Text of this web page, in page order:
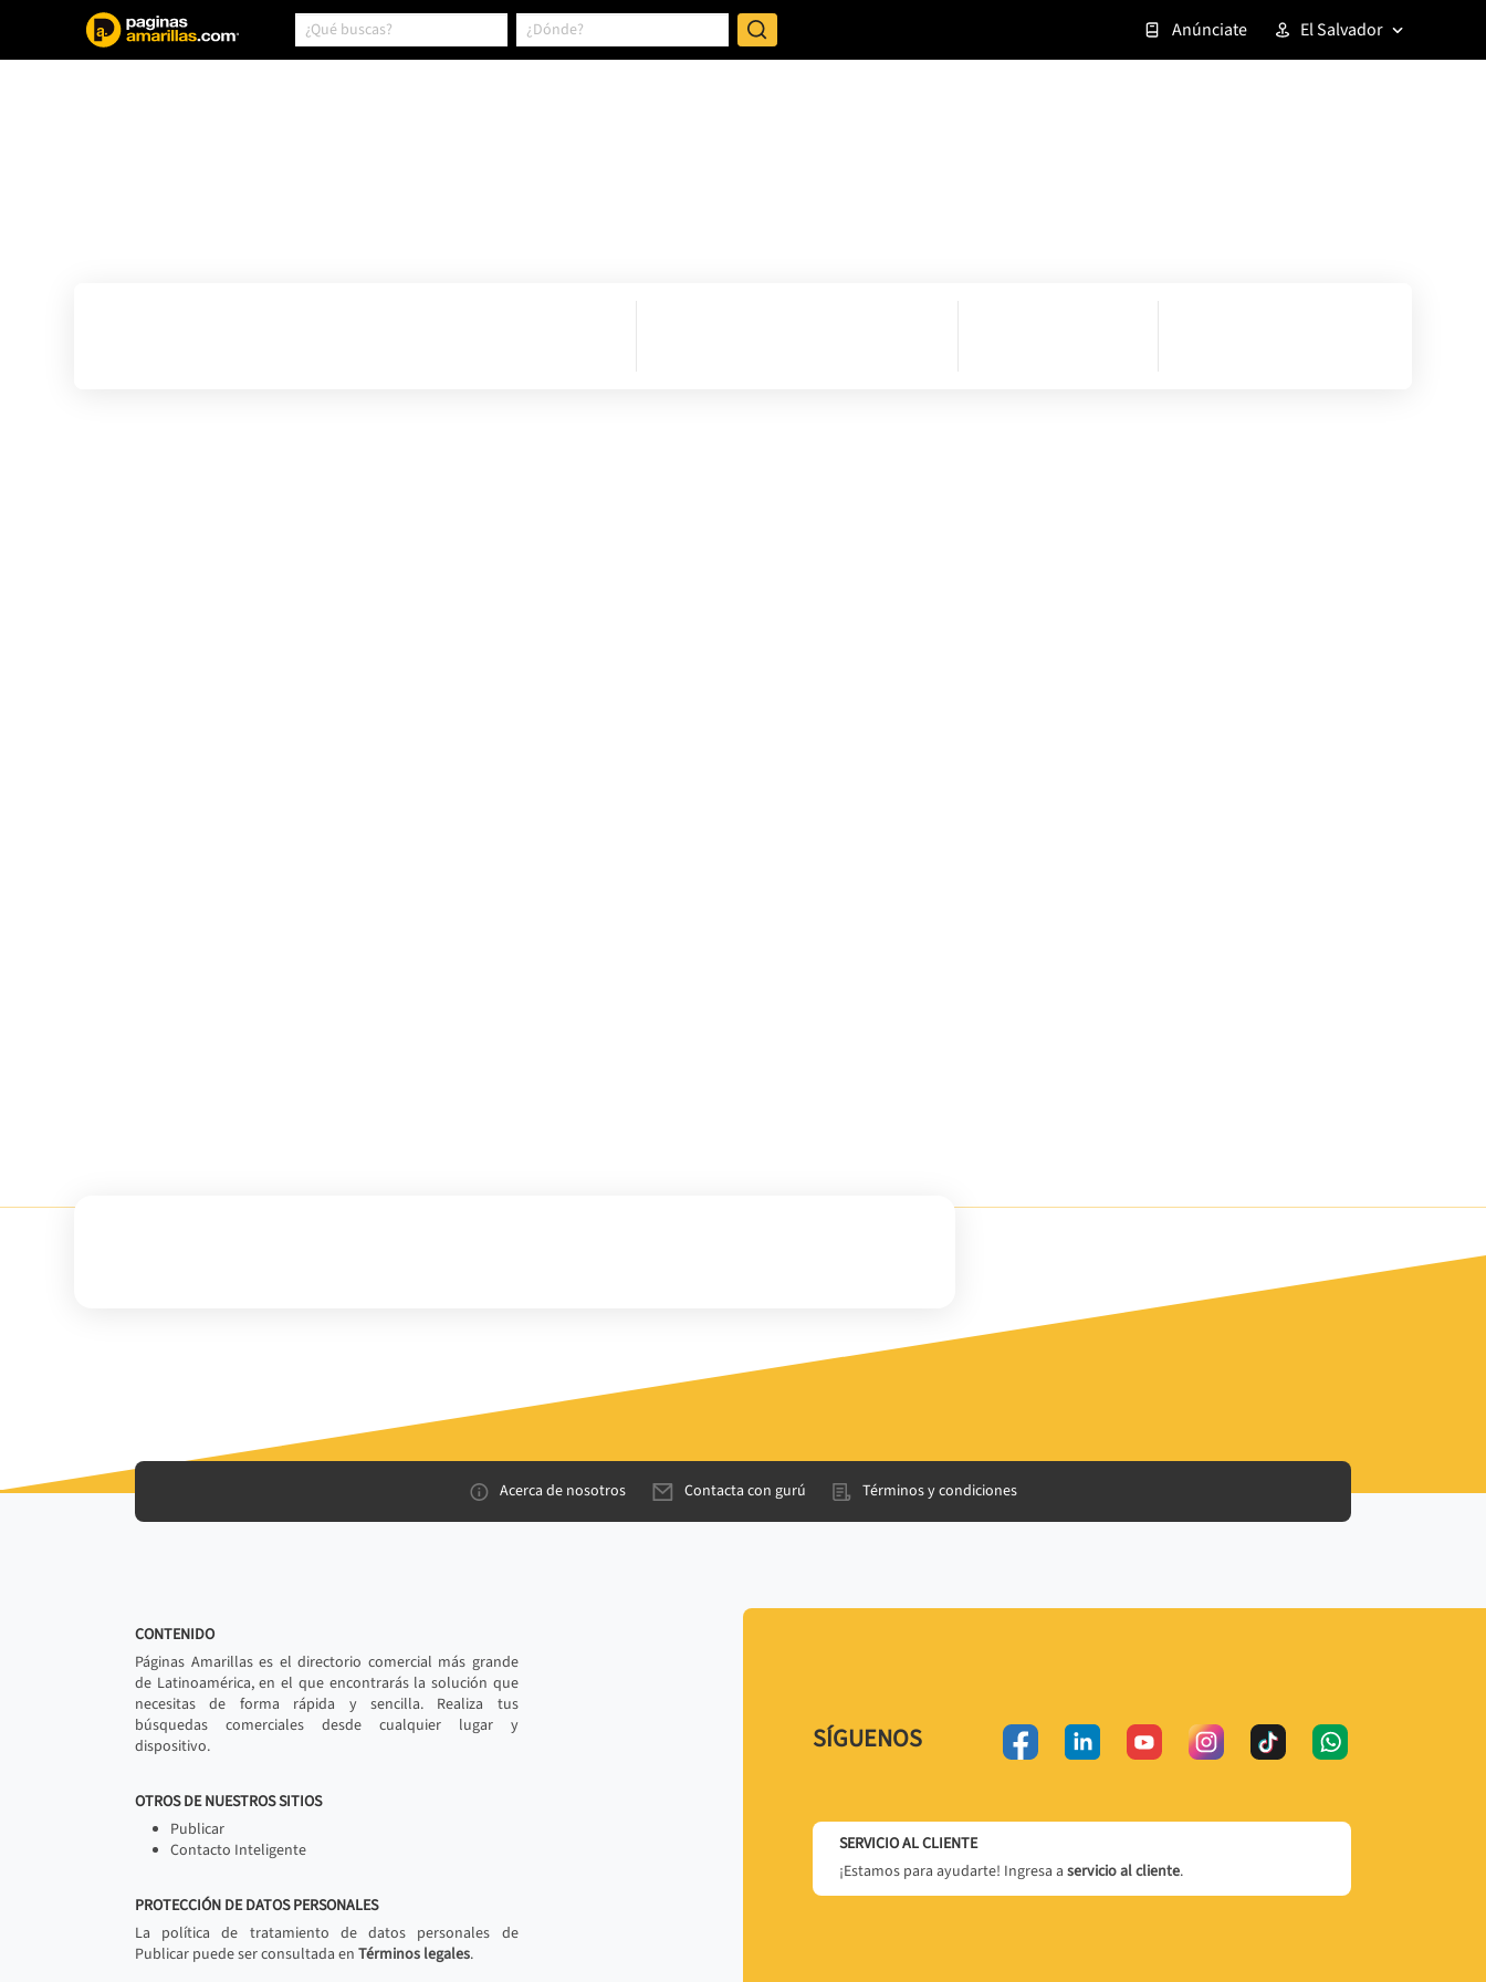
Anúnciate El Salvador
Acerca de nosotros Contacta con gurú Términos y condiciones
CONTENIDO
Páginas Amarillas es el directorio comercial más grande
de Latinoamérica, en el que encontrarás la solución que
necesitas de forma rápida y sencilla. Realiza tus
búsquedas comerciales desde cualquier lugar y
dispositivo.
OTROS DE NUESTROS SITIOS
Publicar
Contacto Inteligente
PROTECCIÓN DE DATOS PERSONALES
La política de tratamiento de datos personales de
Publicar puede ser consultada en Términos legales.
SÍGUENOS
SERVICIO AL CLIENTE
¡Estamos para ayudarte! Ingresa a servicio al cliente.